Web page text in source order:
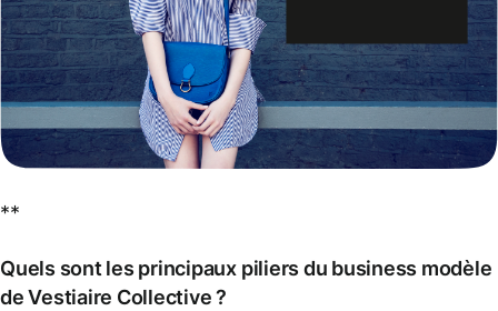
**
Quels sont les principaux piliers du business modèle
de Vestiaire Collective ?